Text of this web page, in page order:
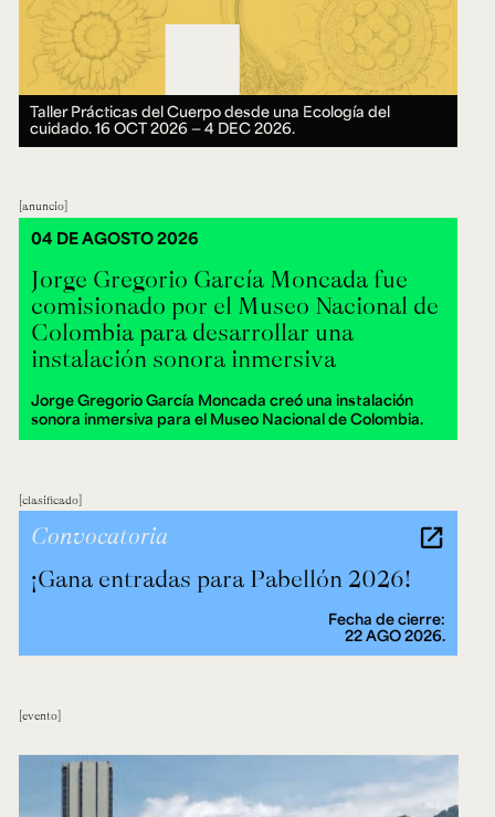
Taller Prácticas del Cuerpo desde una Ecología del
cuidado.16 OCT 2026 ― 4 DEC 2026.
anuncio
Jorge Gregorio García Moncada fue
comisionado por el Museo Nacional de
Colombia para desarrollar una
instalación sonora inmersiva
Jorge Gregorio García Moncada creó una instalación
sonora inmersiva para el Museo Nacional de Colombia.
04 DE AGOSTO 2026
clasificado
¡Gana entradas para Pabellón 2026!
Convocatoria
Fecha de cierre:
22 AGO 2026.
evento